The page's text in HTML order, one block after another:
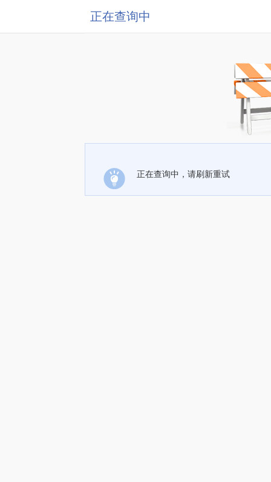
正在查询中
正在查询中，请刷新重试